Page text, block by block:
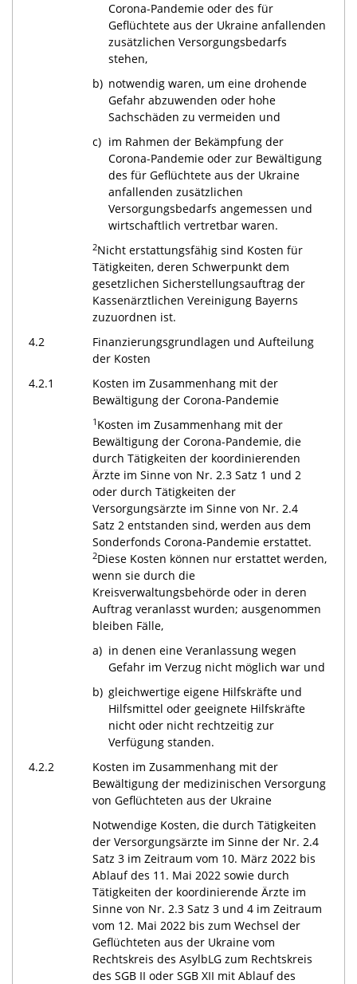
Corona-Pandemie oder des für
Geflüchtete aus der Ukraine anfallenden
zusätzlichen Versorgungsbedarfs
stehen,
b) notwendig waren, um eine drohende
Gefahr abzuwenden oder hohe
Sachschäden zu vermeiden und
c) im Rahmen der Bekämpfung der
Corona-Pandemie oder zur Bewältigung
des für Geflüchtete aus der Ukraine
anfallenden zusätzlichen
Versorgungsbedarfs angemessen und
wirtschaftlich vertretbar waren.
2Nicht erstattungsfähig sind Kosten für
Tätigkeiten, deren Schwerpunkt dem
gesetzlichen Sicherstellungsauftrag der
Kassenärztlichen Vereinigung Bayerns
zuzuordnen ist.
4.2
Finanzierungsgrundlagen und Aufteilung
der Kosten
4.2.1
Kosten im Zusammenhang mit der
Bewältigung der Corona-Pandemie
1 Kosten im Zusammenhang mit der
Bewältigung der Corona-Pandemie, die
durch Tätigkeiten der koordinierenden
Ärzte im Sinne von Nr. 2.3 Satz 1 und 2
oder durch Tätigkeiten der
Versorgungsärzte im Sinne von Nr. 2.4
Satz 2 entstanden sind, werden aus dem
Sonderfonds Corona-Pandemie erstattet.
2Diese Kosten können nur erstattet werden,
wenn sie durch die
Kreisverwaltungsbehörde oder in deren
Auftrag veranlasst wurden; ausgenommen
bleiben Fälle,
a) in denen eine Veranlassung wegen
Gefahr im Verzug nicht möglich war und
b) gleichwertige eigene Hilfskräfte und
Hilfsmittel oder geeignete Hilfskräfte
nicht oder nicht rechtzeitig zur
Verfügung standen.
4.2.2
Kosten im Zusammenhang mit der
Bewältigung der medizinischen Versorgung
von Geflüchteten aus der Ukraine
Notwendige Kosten, die durch Tätigkeiten
der Versorgungsärzte im Sinne der Nr. 2.4
Satz 3 im Zeitraum vom 10. März 2022 bis
Ablauf des 11. Mai 2022 sowie durch
Tätigkeiten der koordinierende Ärzte im
Sinne von Nr. 2.3 Satz 3 und 4 im Zeitraum
vom 12. Mai 2022 bis zum Wechsel der
Geflüchteten aus der Ukraine vom
Rechtskreis des AsylbLG zum Rechtskreis
des SGB II oder SGB XII mit Ablauf des